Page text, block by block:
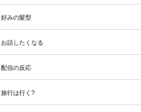
好みの髪型
お話したくなる
配信の反応
旅行は行く?